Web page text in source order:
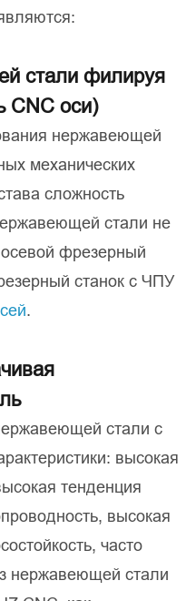
стали филируя
CNC оси)
нержавеющей
механических
сложность
стали не
фрезерный
станок с ЧПУ
.
стали с
высокая
тенденция
высокая
часто
нержавеющей стали